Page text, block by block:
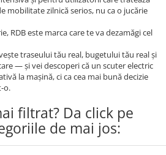
mobilitate zilnică serios, nu ca o jucărie
RDB este marca care te va dezamăgi cel
traseului tău real, bugetului tău real și
— și vei descoperi că un scuter electric
la mașină, ci ca cea mai bună decizie
o.
filtrat? Da click pe
de mai jos: